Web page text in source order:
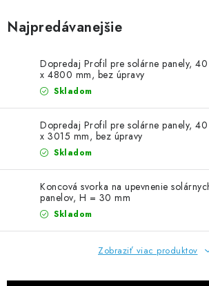
SPOJOVACÍ MATERIÁL
ZÁBRADLIA A MADLÁ
Ako nakupovať
Doprava a platba
Zadanie reklamácie alebo vrátenia tovaru
Podmienky ochrany osobných údajov
Najpredávanejšie
Dopredaj Profil pre solárne panely,
x 4800 mm, bez úpravy
Skladom
Dopredaj Profil pre solárne panely,
x 3015 mm, bez úpravy
Skladom
Koncová svorka na upevnenie
panelov, H = 30 mm
Skladom
Zobraziť viac produktov